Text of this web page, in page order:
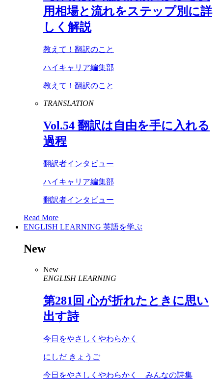
用相場と流れをステップ別に詳
しく解説
教えて！翻訳のこと
ハイキャリア編集部
教えて！翻訳のこと
TRANSLATION
Vol.54 翻訳は自由を手に入れる
過程
翻訳者インタビュー
ハイキャリア編集部
翻訳者インタビュー
Read More
ENGLISH LEARNING 英語を学ぶ
New
New
ENGLISH LEARNING
第281 回 心が折れたときに思い
出す詩
今日をやさしくやわらかく
にしだ きょうご
今日をやさしくやわらかく みんなの詩集